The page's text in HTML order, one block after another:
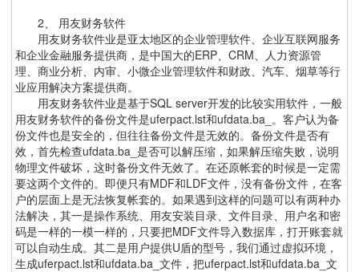
2、 用友财务软件
用友财务软件业是亚太地区的企业管理软件、企业互联网服务
和企业金融服务提供商，是中国大的ERP、CRM、人力资源管
理、商业分析、内审、小微企业管理软件和财政、汽车、烟草等行
业应用解决方案提供商。
用友财务软件业是基于SQL server开发的比较实用软件，一般
用友财务软件的备份文件是uferpact.lst和ufdata.ba_。客户认为备
份文件也是安全的，但往往备份文件是无效的。备份文件是否有
效，首先检查ufdata.ba_是否可以解压缩，如果解压缩失败，说明
物理文件破坏，这时备份文件无效了。在还原帐套的时候是一定需
要这两个文件的。即便只有MDF和LDF文件，没有备份文件，在客
户的层面上是无法恢复帐套的。如果遇到这样的问题可以有两种办
法解决，其一是操作系统、用友安装目录、文件目录、用户名和密
码是一样的一模一样的，只要把MDF文件导入数据库，打开账套就
可以自动生成。其二是用户提供U盾的型号，我们通过虚拟环境，
生成uferpact.lst和ufdata.ba_文件，把uferpact.lst和ufdata.ba_文